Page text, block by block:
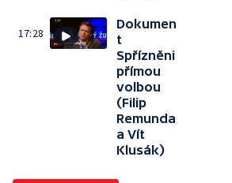
17:28
Dokumen
t
Spřízněni
přímou
volbou
(Filip
Remunda
a Vít
Klusák)